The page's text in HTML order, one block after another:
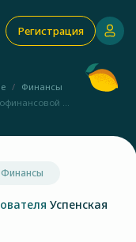
Регистрация
Финансы
...
Финансы
Успенская